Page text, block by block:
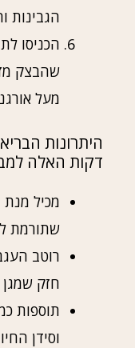
הגבינות
שהבצק
מעל
דקות האלה
מכיל
שתורמת
רוטב
חזק שמגן
תוספות
וסידן